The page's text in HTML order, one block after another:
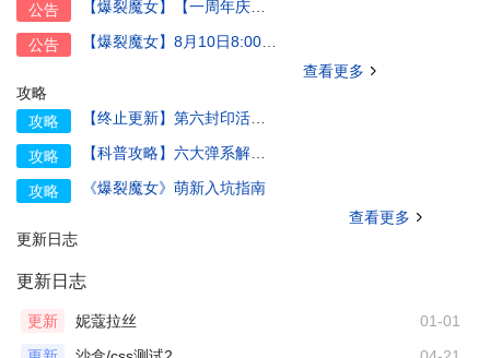
公告
公告
查看更多
攻略
攻略
攻略
攻略
《爆裂魔女》萌新入坑指南
查看更多
更新日志
更新日志
更新 妮蔻拉丝
01-01